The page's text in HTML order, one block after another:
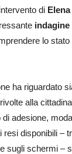
di
indagine
lo stato
ha riguardato
rivolte alla
adesione,
resi disponibili –
sugli schermi –